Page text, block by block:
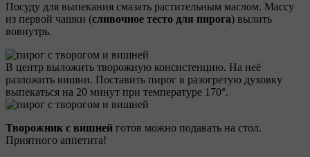
Посуду для выпекания смазать растительным маслом. Массу
из первой чашки (сливочное тесто для пирога) вылить
вовнутрь.
В центр выложить творожную консистенцию. На неё
разложить вишни. Поставить пирог в разогретую духовку
выпекаться на 20 минут при температуре 170°.
Творожник с вишней готов можно подавать на стол.
Приятного аппетита!